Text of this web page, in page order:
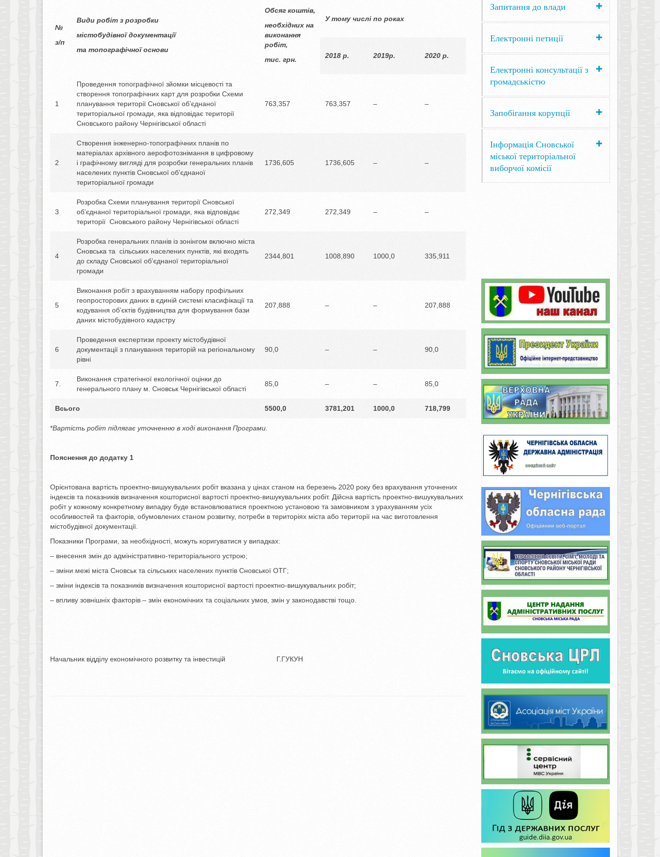
№
з/п
Види робіт з розробки
містобудівної документації
та топографічної основи
Обсяг коштів,
необхідних на
виконання
робіт,
тис. грн.
У тому числі по роках
2018 р. 2019р. 2020 р.
1
Проведення топографічної зйомки місцевості та
створення топографічних карт для розробки Схеми
планування території Сновської об’єднаної
територіальної громади, яка відповідає території
Сновського району Чернігівської області
763,357 763,357 – –
2
Створення інженерно-топографічних планів по
матеріалах архівного аерофотознімання в цифровому
і графічному вигляді для розробки генеральних планів
населених пунктів Сновської об’єднаної
територіальної громади
1736,605 1736,605 – –
3
Розробка Схеми планування території Сновської
об’єднаної територіальної громади, яка відповідає
території Сновського району Чернігівської області
272,349 272,349 – –
4
Розробка генеральних планів із зонінгом включно міста
Сновська та сільських населених пунктів, які входять
до складу Сновської об’єднаної територіальної
громади
2344,801 1008,890 1000,0 335,911
5
Виконання робіт з врахуванням набору профільних
геопросторових даних в єдиній системі класифікації та
кодування об’єктів будівництва для формування бази
даних містобудівного кадастру
207,888 – – 207,888
6
Проведення експертизи проекту містобудівної
документації з планування територій на регіональному
рівні
90,0 – – 90,0
7.
Виконання стратегічної екологічної оцінки до
генерального плану м. Сновськ Чернігівської області
85,0 – – 85,0
Всього 5500,0 3781,201 1000,0 718,799
*Вартість робіт підлягає уточненню в ході виконання Програми.
Пояснення до додатку 1
Орієнтована вартість проектно-вишукувальних робіт вказана у цінах станом на березень 2020 року без врахування уточнених
індексів та показників визначення кошторисної вартості проектно-вишукувальних робіт. Дійсна вартість проектно-вишукувальних
робіт у кожному конкретному випадку буде встановлюватися проектною установою та замовником з урахуванням усіх
особливостей та факторів, обумовлених станом розвитку, потреби в територіях міста або території на час виготовлення
містобудівної документації.
Показники Програми, за необхідності, можуть коригуватися у випадках:
– внесення змін до адміністративно-територіального устрою;
– зміни межі міста Сновськ та сільських населених пунктів Сновської ОТГ;
– зміни індексів та показників визначення кошторисної вартості проектно-вишукувальних робіт;
– впливу зовнішніх факторів – змін економічних та соціальних умов, змін у законодавстві тощо.
Начальник відділу економічного розвитку та інвестицій Г.ГУКУН
Запитання до влади
Електронні петиції
Електронні консультації з
громадськістю
Запобігання корупції
Інформація Сновської
міської територіальної
виборчої комісії